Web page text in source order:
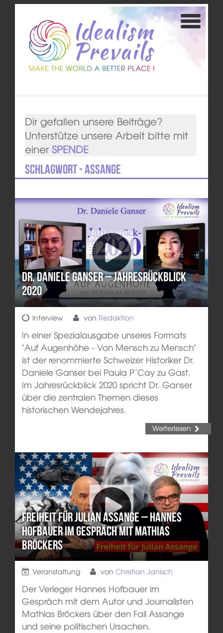
Dir gefallen unsere Beiträge?
Unterstütze unsere Arbeit bitte mit
einer SPENDE
Schlagwort - Assange
Dr. Daniele Ganser – Jahresrückblick
2020
Interview von Redaktion
In einer Spezialausgabe unseres Formats
"Auf Augenhöhe - Von Mensch zu Mensch"
ist der renommierte Schweizer Historiker Dr.
Daniele Ganser bei Paula P´Cay zu Gast.
Im Jahresrückblick 2020 spricht Dr. Ganser
über die zentralen Themen dieses
historischen Wendejahres.
Weiterlesen
Freiheit für Julian Assange – Hannes
Hofbauer im Gespräch mit Mathias
Bröckers
Veranstaltung von Christian Janisch
Der Verleger Hannes Hofbauer im
Gespräch mit dem Autor und Journalisten
Mathias Bröckers über den Fall Assange
und seine politischen Ursachen.